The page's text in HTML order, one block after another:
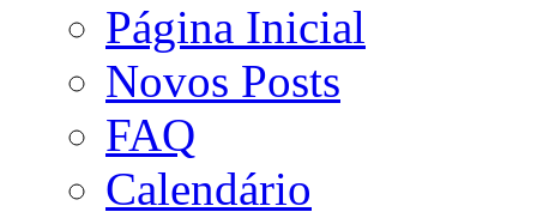
Página Inicial
Novos Posts
FAQ
Calendário